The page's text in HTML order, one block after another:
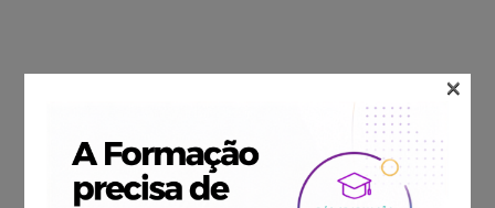
45001:2018
×